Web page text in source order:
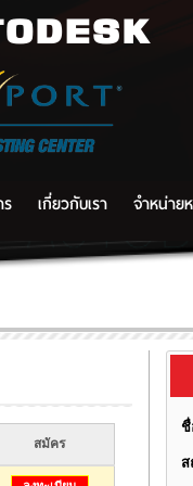
เกี่ยวกับเรา จำหน่าย
สมัคร
ส